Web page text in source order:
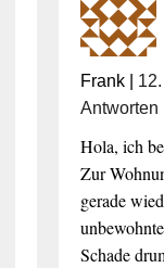
Frank|
Antworten
Hola, ich
Zur
gerade
Schade